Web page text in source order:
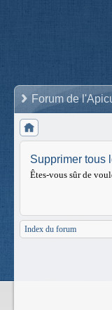
Forum de
Supprimer tous
Êtes-vous sûr de
Index du forum